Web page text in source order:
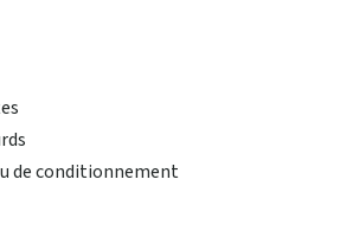
de conditionnement